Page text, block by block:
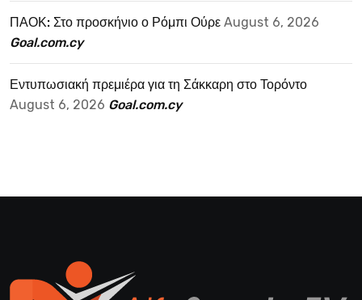
ΠΑΟΚ: Στο προσκήνιο ο Ρόμπι Ούρε August 6, 2026
Goal.com.cy
Εντυπωσιακή πρεμιέρα για τη Σάκκαρη στο Τορόντο
August 6, 2026 Goal.com.cy